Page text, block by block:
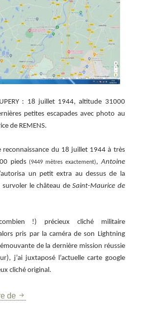
: 18 juillet 1944, altitude 31000
petites escapades avec photo au
de REMENS.
reconnaissance du 18 juillet 1944 à très
pieds (9449 mètres exactement),Antoine
un petit extra au dessus de la
le château deSaint-Maurice de
!) précieux cliché militaire
pris par la caméra de son Lightning
de la dernière mission réussie
j’ai juxtaposé l’actuelle carte google
cliché original.
de Saint-Ex, mission du 18 juillet